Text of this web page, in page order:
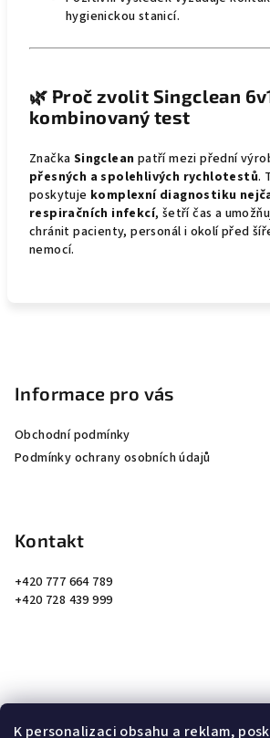
K personalizaci obsahu a reklam,
hygienickou stanicí.
🌿 Proč zvolit Singclean
kombinovaný test
Značka Singclean patří mezi přední
přesných a spolehlivých rychlotestů.
poskytuje komplexní diagnostiku
respiračních infekcí, šetří čas a
chránit pacienty, personál i okolí před
nemocí.
Informace pro vás
Obchodní podmínky
Podmínky ochrany osobních údajů
Kontakt
+420 777 664 789
+420 728 439 999
Přijímáme online platby